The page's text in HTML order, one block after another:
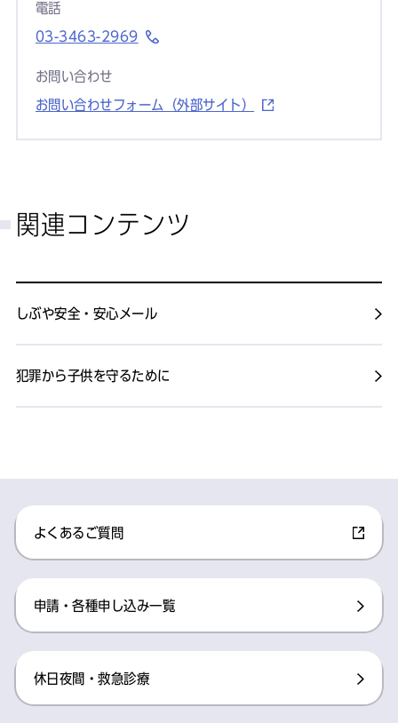
電話
03-3463-2969
お問い合わせ
お問い合わせフォーム（外部サイト）
関連コンテンツ
しぶや安全・安心メール
犯罪から子供を守るために
よくあるご質問
申請・各種申し込み一覧
休日夜間・救急診療